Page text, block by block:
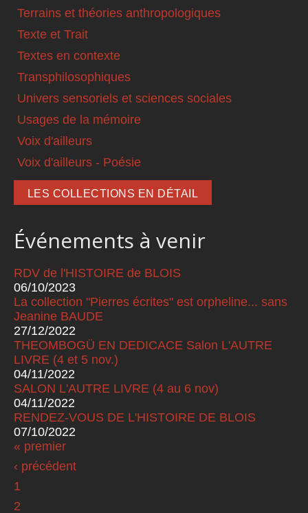
Terrains et théories anthropologiques
Texte et Trait
Textes en contexte
Transphilosophiques
Univers sensoriels et sciences sociales
Usages de la mémoire
Voix d'ailleurs
Voix d'ailleurs - Poésie
LES COLLECTIONS EN DÉTAIL
Événements à venir
RDV de l'HISTOIRE de BLOIS
06/10/2023
La collection "Pierres écrites" est orpheline... sans
Jeanine BAUDE
27/12/2022
THEOMBOGÜ EN DEDICACE Salon L'AUTRE
LIVRE (4 et 5 nov.)
04/11/2022
SALON L'AUTRE LIVRE (4 au 6 nov)
04/11/2022
RENDEZ-VOUS DE L'HISTOIRE DE BLOIS
07/10/2022
Pages
« premier
‹ précédent
1
2